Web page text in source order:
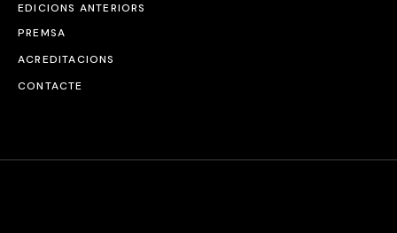
EDICIONS ANTERIORS
PREMSA
ACREDITACIONS
CONTACTE